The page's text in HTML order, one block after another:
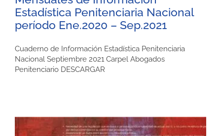
Estadística Penitenciaria Nacional
período Ene.2020 – Sep.2021
Cuaderno de Información Estadística Penitenciaria
Nacional Septiembre 2021 Carpel Abogados
Penitenciario DESCARGAR